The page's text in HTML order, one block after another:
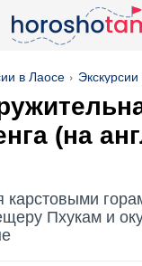
в Лаосе
(на
Пхукам и